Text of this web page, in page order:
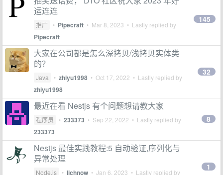
运连连
推广 • Pipecraft • Mar 8, 2023 • Lastly replied by
Pipecraft
145
大家在公司都是怎么深拷贝/浅拷贝实体类
的？
Java • zhiyu1998 • Oct 17, 2022 • Lastly replied by
zhiyu1998
32
最近在看 Nestjs 有个问题想请教大家
程序员 • 233373 • Sep 22, 2022 • Lastly replied by
233373
8
Nestjs 最佳实践教程:5 自动验证,序列化与
异常处理
Node.js • lichnow • Jan 6, 2023 • Lastly replied by
1